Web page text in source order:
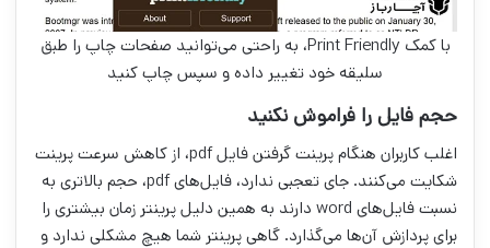
با کمک Print Friendly، به راحتی می‌توانید صفحات چاپ را طبق
سلیقه خود تغییر داده و سپس چاپ کنید
حجم فایل را فراموش نکنید
اغلب کاربران هنگام پرینت گرفتن فایل pdf، از کاهش سرعت پرینت
شکایت می‌کنند. جای تعجبی ندارد، فایل‌های pdf، حجم بالا‌تری به
نسبت فایل‌های word دارند به همین دلیل پرینتر زمان بیشتری را
برای پردازش آن‌ها می‌گذارد. گاهی پرینتر شما هیچ مشکلی ندارد و